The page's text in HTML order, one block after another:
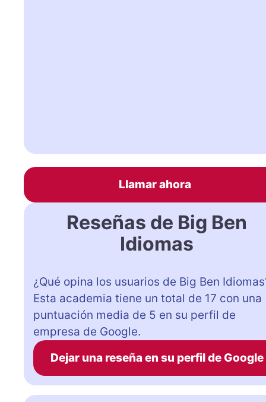
Llamar ahora
Reseñas de Big Ben
Idiomas
¿Qué opina los usuarios de Big Ben
Esta academia tiene un total de 17 con una
puntuación media de 5 en su perfil de
empresa de Google.
Dejar una reseña en su perfil de Google